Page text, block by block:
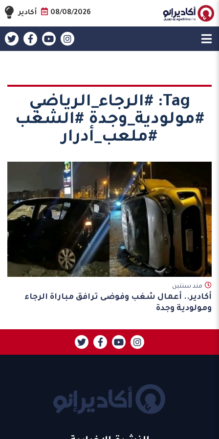
08/08/2026 أكادير
Tag:
#الرجاء_الرياضي
#مولودية_وجدة #الشغب
#ملعب_أدرار
مند سنتين
أكادير.. أعمال شغب وفوضى ترافق مباراة الرجاء
ومولودية وجدة